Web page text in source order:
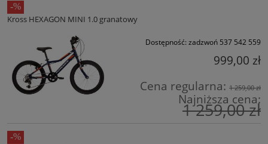
Kross HEXAGON MINI 1.0 granatowy
Dostępność: zadzwoń 537 542 559
999,00 zł
Cena regularna: 1 259,00 zł
Najniższa cena:
1 259,00 zł